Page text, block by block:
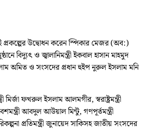
প্রকল্পের উদ্বোধন করেন স্পিকার মেজর (অব:)
বিদ্যুৎ ও জ্বালানিমন্ত্রী ইকবাল হাসান মাহমুদ
অমিত ও সংসদের প্রধান হুইপ নুরুল ইসলাম মনি
মির্জা ফখরুল ইসলাম আলমগীর, স্বরাষ্ট্রমন্ত্রী
আবদুল আউয়াল মিন্টু, গণপূর্তমন্ত্রী
প্রতিমন্ত্রী জুনায়েদ সাকিসহ জাতীয় সংসদের